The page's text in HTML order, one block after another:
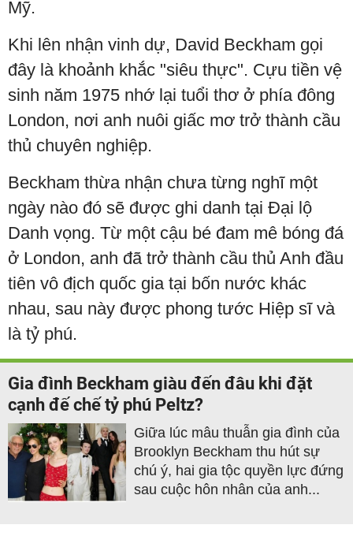
Mỹ.
Khi lên nhận vinh dự, David Beckham gọi
đây là khoảnh khắc "siêu thực". Cựu tiền vệ
sinh năm 1975 nhớ lại tuổi thơ ở phía đông
London, nơi anh nuôi giấc mơ trở thành cầu
thủ chuyên nghiệp.
Beckham thừa nhận chưa từng nghĩ một
ngày nào đó sẽ được ghi danh tại Đại lộ
Danh vọng. Từ một cậu bé đam mê bóng đá
ở London, anh đã trở thành cầu thủ Anh đầu
tiên vô địch quốc gia tại bốn nước khác
nhau, sau này được phong tước Hiệp sĩ và
là tỷ phú.
Gia đình Beckham giàu đến đâu khi đặt
cạnh đế chế tỷ phú Peltz?
Giữa lúc mâu thuẫn gia đình của
Brooklyn Beckham thu hút sự
chú ý, hai gia tộc quyền lực đứng
sau cuộc hôn nhân của anh...